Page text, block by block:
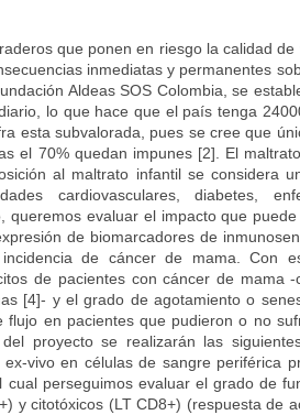
que ponen en riesgo la calidad de
inmediatas y permanentes
Aldeas SOS Colombia, se
lo que hace que el país tenga
esta subvalorada, pues se cree que
el 70% quedan impunes [2]. El
al maltrato infantil se considera
cardiovasculares, diabetes,
queremos evaluar el impacto que
de biomarcadores de
de cáncer de mama. Con
de pacientes con cáncer de mama -
[4]- y el grado de agotamiento o
en pacientes que pudieron o no
proyecto se realizarán las
vivo en células de sangre periférica
perseguimos evaluar el grado de
y citotóxicos (LT CD8+) (respuesta de